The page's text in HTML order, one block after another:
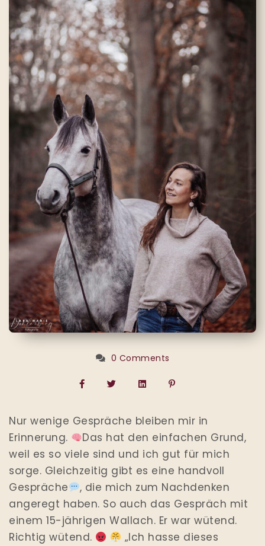
0 Comments
Nur wenige Gespräche bleiben mir in
Erinnerung.
Das hat den einfachen Grund,
weil es so viele sind und ich gut für mich
sorge. Gleichzeitig gibt es eine handvoll
Gespräche
, die mich zum Nachdenken
angeregt haben. So auch das Gespräch mit
einem 15-jährigen Wallach. Er war wütend.
Richtig wütend.
„Ich hasse dieses